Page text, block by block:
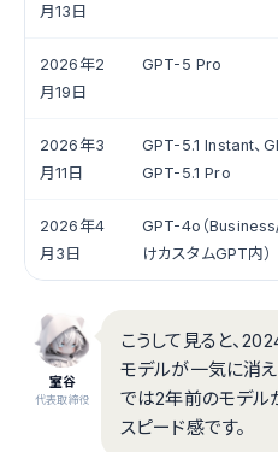
月13日
2026年2
月19日
GPT-5 Pro
2026年3
月11日
GPT-5.1 Instant、
GPT-5.1 Pro
2026年4
月3日
GPT-4o（
けカスタムGPT内）
室谷
代表取締役
こうして見ると、
モデルが一気に消え
では2年前のモデル
スピード感です。